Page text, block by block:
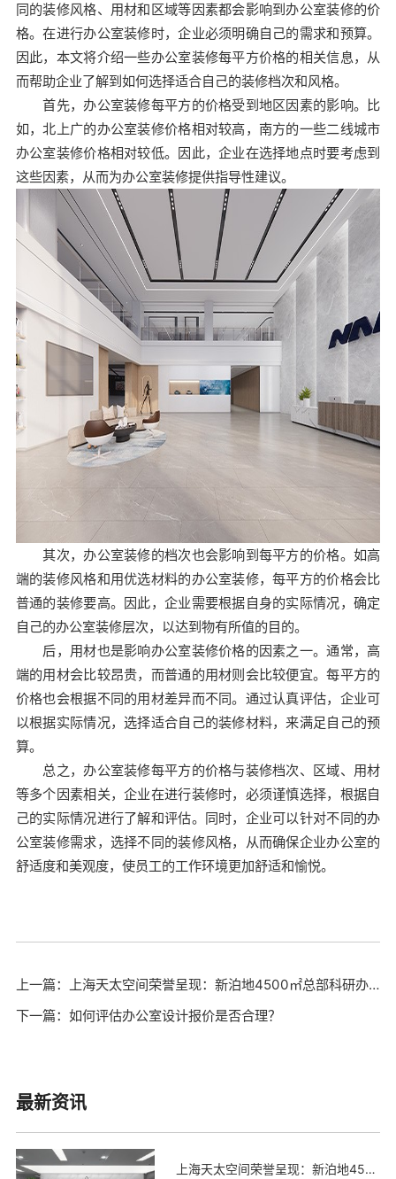
同的装修风格、用材和区域等因素都会影响到办公室装修的价
格。在进行办公室装修时，企业必须明确自己的需求和预算。
因此，本文将介绍一些办公室装修每平方价格的相关信息，从
而帮助企业了解到如何选择适合自己的装修档次和风格。
首先，办公室装修每平方的价格受到地区因素的影响。比
如，北上广的办公室装修价格相对较高，南方的一些二线城市
办公室装修价格相对较低。因此，企业在选择地点时要考虑到
这些因素，从而为办公室装修提供指导性建议。
其次，办公室装修的档次也会影响到每平方的价格。如高
端的装修风格和用优选材料的办公室装修，每平方的价格会比
普通的装修要高。因此，企业需要根据自身的实际情况，确定
自己的办公室装修层次，以达到物有所值的目的。
后，用材也是影响办公室装修价格的因素之一。通常，高
端的用材会比较昂贵，而普通的用材则会比较便宜。每平方的
价格也会根据不同的用材差异而不同。通过认真评估，企业可
以根据实际情况，选择适合自己的装修材料，来满足自己的预
算。
总之，办公室装修每平方的价格与装修档次、区域、用材
等多个因素相关，企业在进行装修时，必须谨慎选择，根据自
己的实际情况进行了解和评估。同时，企业可以针对不同的办
公室装修需求，选择不同的装修风格，从而确保企业办公室的
舒适度和美观度，使员工的工作环境更加舒适和愉悦。
上一篇：上海天太空间荣誉呈现：新泊地4500㎡总部科研办公一体化空间圆满交付
下一篇：如何评估办公室设计报价是否合理？
最新资讯
上海天太空间荣誉呈现：新泊地4500㎡总部科研办公一体化空间圆满交付